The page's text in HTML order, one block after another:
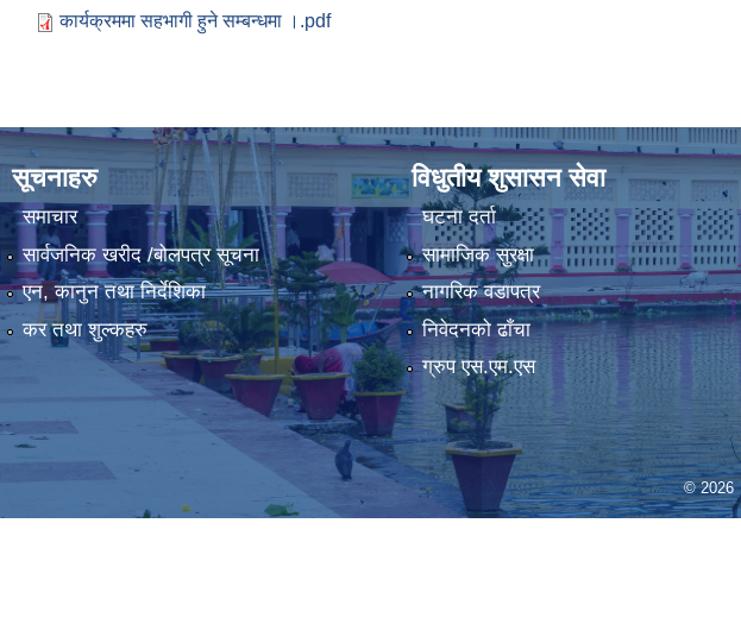
कार्यक्रममा सहभागी हुने सम्बन्धमा ।.pdf
सूचनाहरु
समाचार
सार्वजनिक खरीद /बोलपत्र सूचना
एन, कानुन तथा निर्देशिका
कर तथा शुल्कहरु
विधुतीय शुसासन सेवा
घटना दर्ता
सामाजिक सुरक्षा
नागरिक वडापत्र
निवेदनको ढाँचा
ग्रुप एस.एम.एस
© 2026